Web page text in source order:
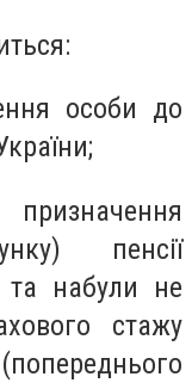
особи до
пенсії
та набули не
стажу